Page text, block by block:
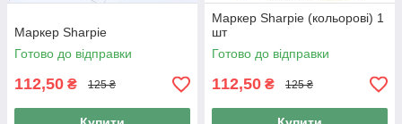
Маркер Sharpie
Готово до відправки
112,50 ₴ 125 ₴
Маркер Sharpie (кольорові) 1
шт
Готово до відправки
112,50 ₴ 125 ₴